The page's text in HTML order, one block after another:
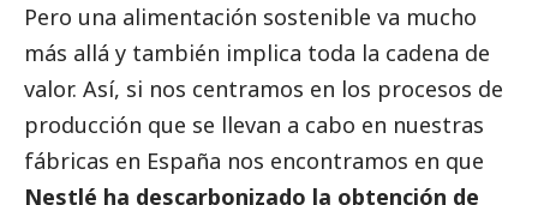
Pero una alimentación sostenible va mucho
más allá y también implica toda la cadena de
valor. Así, si nos centramos en los procesos de
producción que se llevan a cabo en nuestras
fábricas en España nos encontramos en que
Nestlé ha descarbonizado la obtención de